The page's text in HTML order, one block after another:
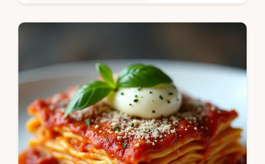
Infusion de rhum agrumes et cannelle Un
cocktail danniversaire inoubliable